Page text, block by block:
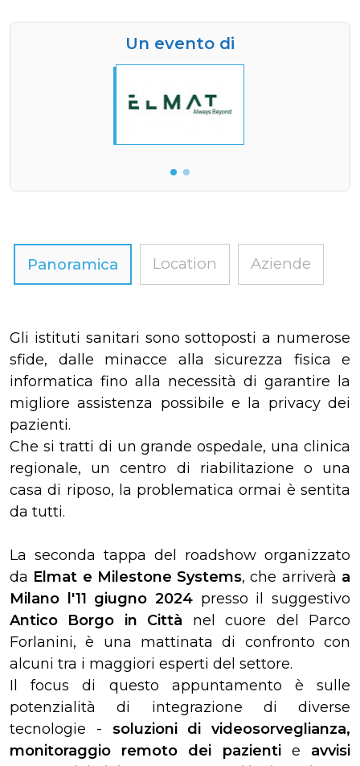
Un evento di
Panoramica Location Aziende
Gli istituti sanitari sono sottoposti a numerose
sfide, dalle minacce alla sicurezza fisica e
informatica fino alla necessità di garantire la
migliore assistenza possibile e la privacy dei
pazienti.
Che si tratti di un grande ospedale, una clinica
regionale, un centro di riabilitazione o una
casa di riposo, la problematica ormai è sentita
da tutti.
La seconda tappa del roadshow organizzato
da Elmat e Milestone Systems, che arriverà a
Milano l'11 giugno 2024 presso il suggestivo
Antico Borgo in Città nel cuore del Parco
Forlanini, è una mattinata di confronto con
alcuni tra i maggiori esperti del settore.
Il focus di questo appuntamento è sulle
potenzialità di integrazione di diverse
tecnologie - soluzioni di videosorveglianza,
monitoraggio remoto dei pazientie avvisi